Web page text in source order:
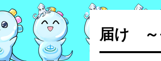
テ
ン
届け ～